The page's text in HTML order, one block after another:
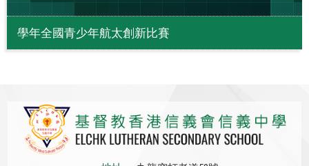
學年全國青少年航太創新比賽